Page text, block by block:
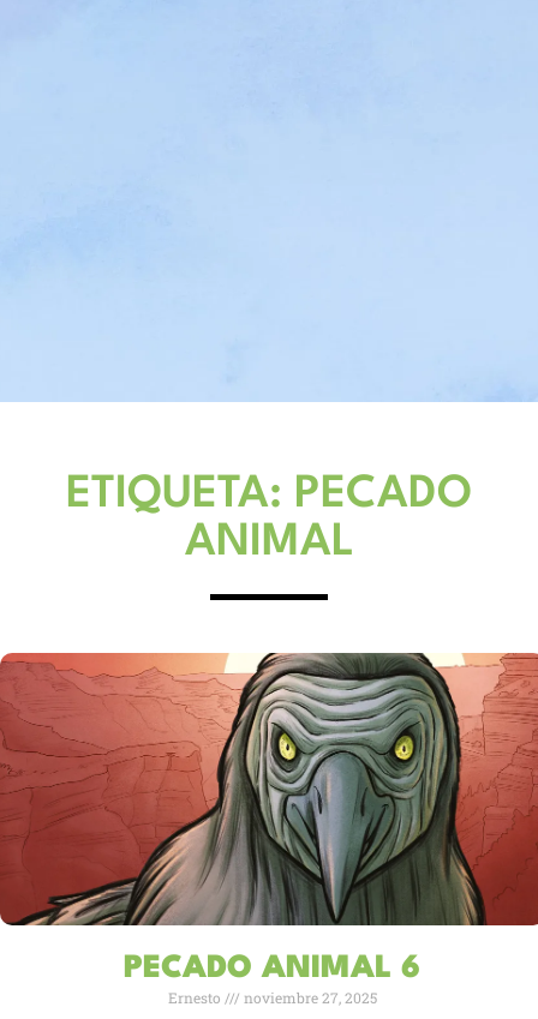
ETIQUETA: PECADO
ANIMAL
PECADO ANIMAL 6
Ernesto noviembre 27, 2025